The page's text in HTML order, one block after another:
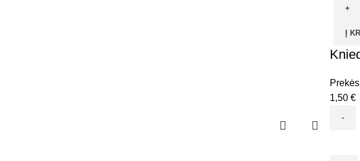
50vnt.
Į
1,50 €